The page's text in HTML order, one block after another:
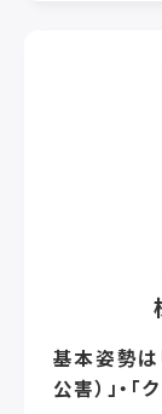
基本姿勢は
公害）」・「